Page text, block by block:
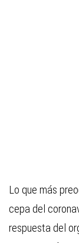
Lo que más
cepa del
respuesta del